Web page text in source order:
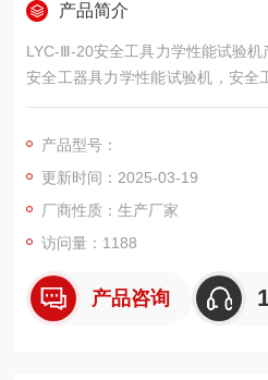
产品简介
LYC-Ⅲ-20安全工具力学性能试验
安全工器具力学性能试验机，安全
工具力学性能试验机，电力安全工
产品型号：
更新时间：2025-03-19
厂商性质：生产厂家
访问量：1188
产品咨询